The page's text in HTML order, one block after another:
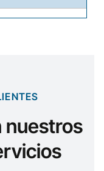
nuestros